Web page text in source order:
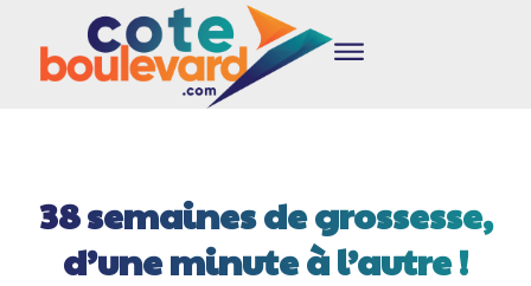
38 semaines de grossesse,
d’une minute à l’autre !